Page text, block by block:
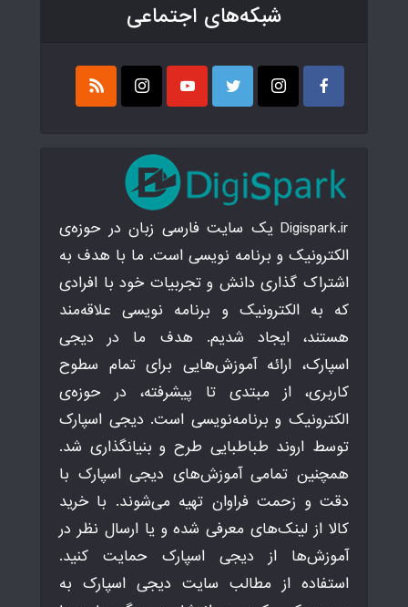
شبکه‌های اجتماعی
Digispark.ir یک سایت فارسی زبان در حوزه‌ی
الکترونیک و برنامه نویسی است. ما با هدف به
اشتراک گذاری دانش و تجربیات خود با افرادی
که به الکترونیک و برنامه نویسی علاقه‌مند
هستند، ایجاد شدیم. هدف ما در دیجی
اسپارک، ارائه آموزش‌هایی برای تمام سطوح
کاربری، از مبتدی تا پیشرفته، در حوزه‌ی
الکترونیک و برنامه‌نویسی است. دیجی اسپارک
توسط اروند طباطبایی طرح و بنیانگذاری شد.
همچنین تمامی آموزش‌های دیجی اسپارک با
دقت و زحمت فراوان تهیه می‌شوند. با خرید
کالا از لینک‌های معرفی شده و یا ارسال نظر در
آموزش‌ها از دیجی اسپارک حمایت کنید.
استفاده از مطالب سایت دیجی اسپارک به